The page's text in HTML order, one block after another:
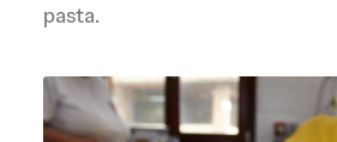
pasta.